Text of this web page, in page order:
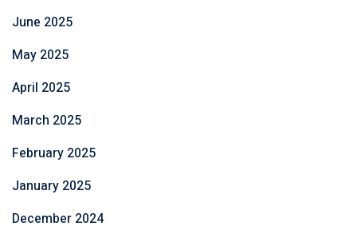
June 2025
May 2025
April 2025
March 2025
February 2025
January 2025
December 2024